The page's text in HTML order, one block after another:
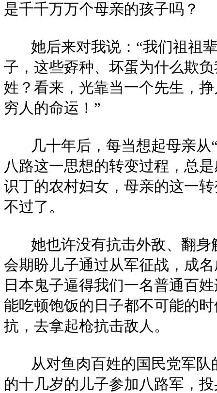
是千千万万个母亲的孩子吗？
她后来对我说：“我们祖祖
子，这些孬种、坏蛋为什么欺
姓？看来，光靠当一个先生，
穷人的命运！”
几十年后，每当想起母亲从“
八路这一思想的转变过程，总
识丁的农村妇女，母亲的这一
不过了。
她也许没有抗击外敌、翻身
会期盼儿子通过从军征战，成
日本鬼子逼得我们一名普通百
能吃顿饱饭的日子都不可能的
抗，去拿起枪抗击敌人。
从对鱼肉百姓的国民党军队
的十几岁的儿子参加八路军，